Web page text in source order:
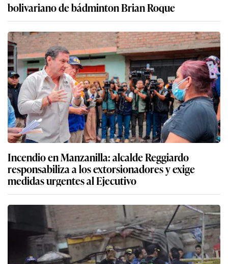
bolivariano de bádminton Brian Roque
Incendio en Manzanilla: alcalde Reggiardo
responsabiliza a los extorsionadores y exige
medidas urgentes al Ejecutivo